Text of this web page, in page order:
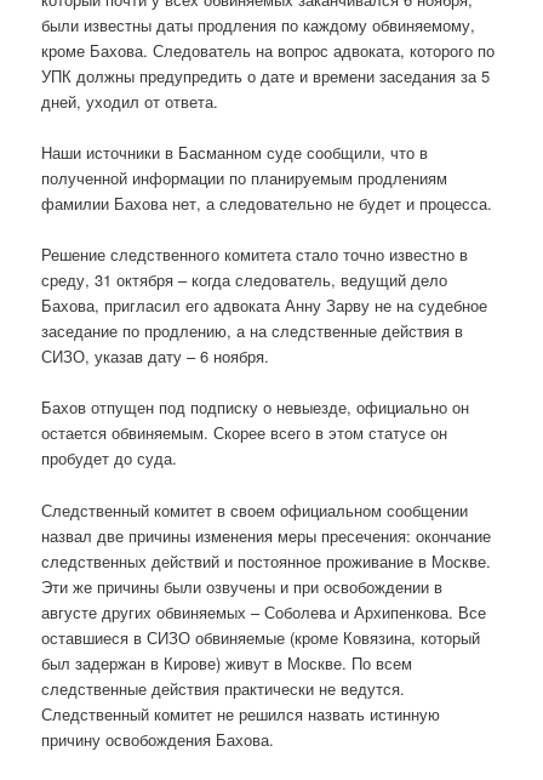
были известны даты продления по каждому обвиняемому,
кроме Бахова. Следователь на вопрос адвоката, которого по
УПК должны предупредить о дате и времени заседания за 5
дней, уходил от ответа.
Наши источники в Басманном суде сообщили, что в
полученной информации по планируемым продлениям
фамилии Бахова нет, а следовательно не будет и процесса.
Решение следственного комитета стало точно известно в
среду, 31 октября – когда следователь, ведущий дело
Бахова, пригласил его адвоката Анну Зарву не на судебное
заседание по продлению, а на следственные действия в
СИЗО, указав дату – 6 ноября.
Бахов отпущен под подписку о невыезде, официально он
остается обвиняемым. Скорее всего в этом статусе он
пробудет до суда.
Следственный комитет в своем официальном сообщении
назвал две причины изменения меры пресечения: окончание
следственных действий и постоянное проживание в Москве.
Эти же причины были озвучены и при освобождении в
августе других обвиняемых – Соболева и Архипенкова. Все
оставшиеся в СИЗО обвиняемые (кроме Ковязина, который
был задержан в Кирове) живут в Москве. По всем
следственные действия практически не ведутся.
Следственный комитет не решился назвать истинную
причину освобождения Бахова.